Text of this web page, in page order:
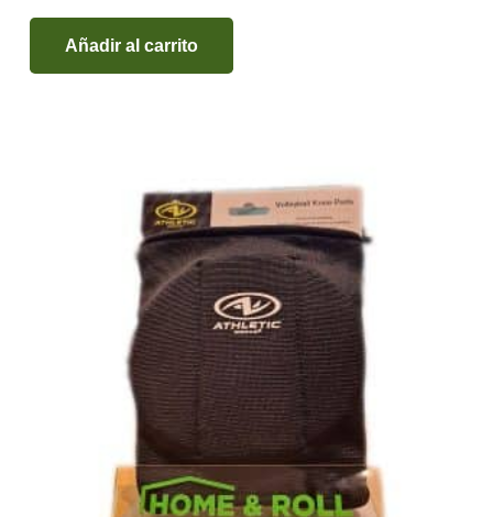
precio
original
era:
precio
actual
es:
Añadir al carrito